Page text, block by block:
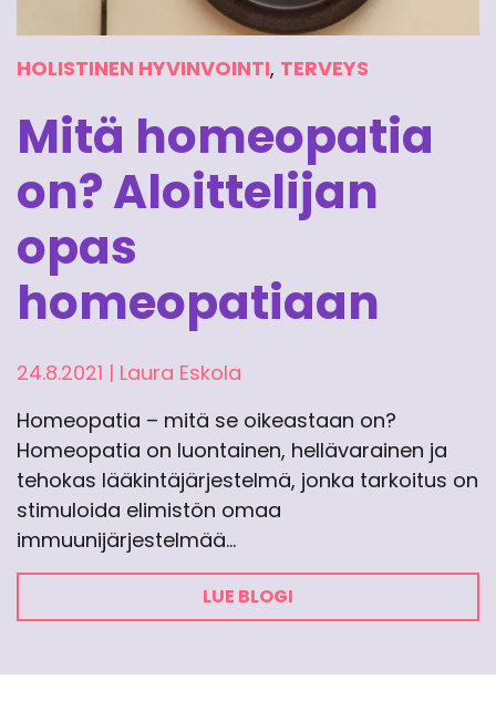
HOLISTINEN HYVINVOINTI, TERVEYS
Mitä homeopatia
on? Aloittelijan
opas
homeopatiaan
24.8.2021 | Laura Eskola
Homeopatia – mitä se oikeastaan on?
Homeopatia on luontainen, hellävarainen ja
tehokas lääkintäjärjestelmä, jonka tarkoitus on
stimuloida elimistön omaa
immuunijärjestelmää…
LUE BLOGI